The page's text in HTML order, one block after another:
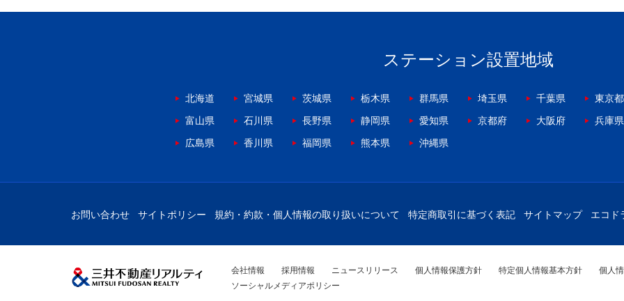
ステーション設置地域
北海道 宮城県 茨城県 栃木県 群馬県 埼玉県 千葉県 東京都
富山県
石川県 長野県 静岡県 愛知県 京都府 大阪府 兵庫県
広島県
香川県 福岡県 熊本県 沖縄県
お問い合わせ サイトポリシー 規約・約款・個人情報の取り扱いについて 特定商取引に基づく表記 サイトマップ エコド
会社情報 採用情報 ニュースリリース 個人情報保護方針 特定個人情報基本方針 個人
ソーシャルメディアポリシー